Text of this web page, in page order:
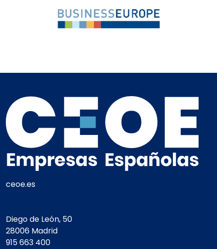
ceoe.es
Diego de León, 50
28006 Madrid
915 663 400